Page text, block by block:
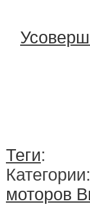
Теги:
Категории:
моторов